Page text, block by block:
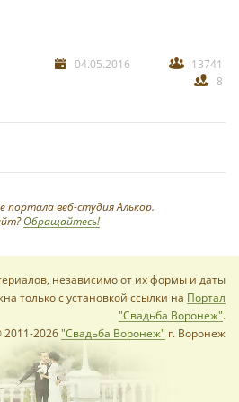
*
04.05.2016
13741
8
портала веб-студия Алькор.
Обращайтесь!
независимо от их формы и даты
только с установкой ссылки на Портал
"Свадьба Воронеж".
2011-2026"Свадьба Воронеж" г. Воронеж